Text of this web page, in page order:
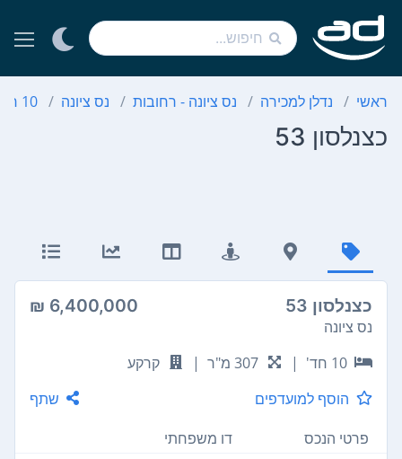
ראשי נדלן למכירה נס ציונה - רחובות נס ציונה 10 חדרים
כצנלסון 53
כצנלסון 53 6,400,000 ₪
נס ציונה
10 חד'
| 307 מ"ר |
קרקע
הוסף למועדפים
שתף
פרטי הנכס
דו משפחתי